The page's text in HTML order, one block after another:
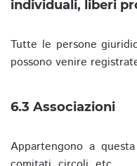
individuali, liberi
Tutte le persone
possono venire
6.3 Associazioni
Appartengono a